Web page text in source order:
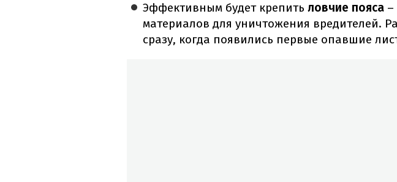
Эффективным будет крепить ловчие пояса –
материалов для уничтожения вредителей.
сразу, когда появились первые опавшие